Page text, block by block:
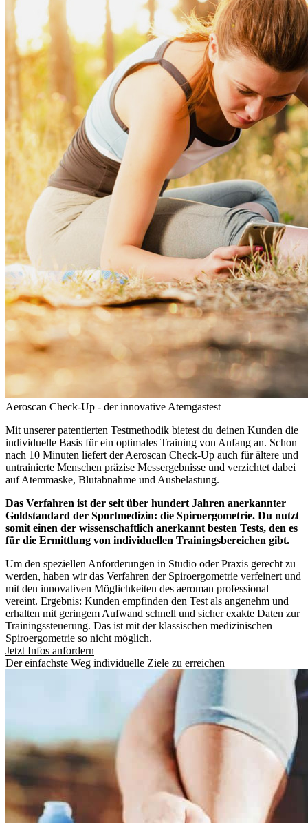
Aeroscan Check-Up - der innovative Atemgastest
Mit unserer patentierten Testmethodik bietest du deinen Kunden die
individuelle Basis für ein optimales Training von Anfang an. Schon
nach 10 Minuten liefert der Aeroscan Check-Up auch für ältere und
untrainierte Menschen präzise Messergebnisse und verzichtet dabei
auf Atemmaske, Blutabnahme und Ausbelastung.
Das Verfahren ist der seit über hundert Jahren anerkannter
Goldstandard der Sportmedizin: die Spiroergometrie. Du nutzt
somit einen der wissenschaftlich anerkannt besten Tests, den es
für die Ermittlung von individuellen Trainingsbereichen gibt.
Um den speziellen Anforderungen in Studio oder Praxis gerecht zu
werden, haben wir das Verfahren der Spiroergometrie verfeinert und
mit den innovativen Möglichkeiten des aeroman professional
vereint. Ergebnis: Kunden empfinden den Test als angenehm und
erhalten mit geringem Aufwand schnell und sicher exakte Daten zur
Trainingssteuerung. Das ist mit der klassischen medizinischen
Spiroergometrie so nicht möglich.
Jetzt Infos anfordern
Der einfachste Weg individuelle Ziele zu erreichen